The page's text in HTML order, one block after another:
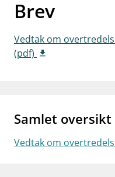
notifications_none Abonner på
Brev
Vedtak om
(pdf)
Samlet oversikt
Vedtak om